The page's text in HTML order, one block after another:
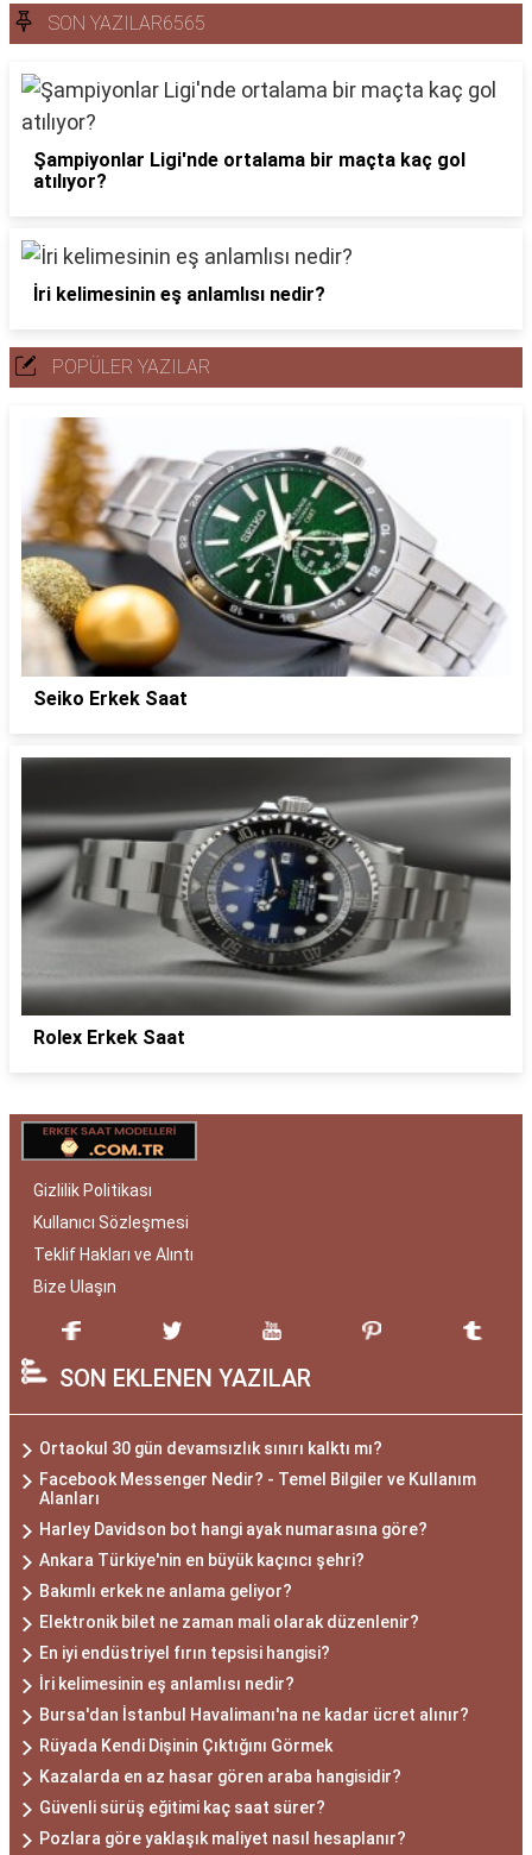
SON YAZILAR6565
Şampiyonlar Ligi'nde ortalama bir maçta kaç gol
atılıyor?
İri kelimesinin eş anlamlısı nedir?
POPÜLER YAZILAR
Seiko Erkek Saat
Rolex Erkek Saat
Gizlilik Politikası
Kullanıcı Sözleşmesi
Teklif Hakları ve Alıntı
Bize Ulaşın
SON EKLENEN YAZILAR
Ortaokul 30 gün devamsızlık sınırı kalktı mı?
Facebook Messenger Nedir? - Temel Bilgiler ve Kullanım
Alanları
Harley Davidson bot hangi ayak numarasına göre?
Ankara Türkiye'nin en büyük kaçıncı şehri?
Bakımlı erkek ne anlama geliyor?
Elektronik bilet ne zaman mali olarak düzenlenir?
En iyi endüstriyel fırın tepsisi hangisi?
İri kelimesinin eş anlamlısı nedir?
Bursa'dan İstanbul Havalimanı'na ne kadar ücret alınır?
Rüyada Kendi Dişinin Çıktığını Görmek
Kazalarda en az hasar gören araba hangisidir?
Güvenli sürüş eğitimi kaç saat sürer?
Pozlara göre yaklaşık maliyet nasıl hesaplanır?